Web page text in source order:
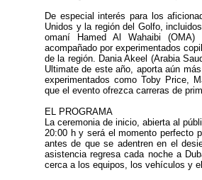
De especial interés para los
Unidos y la región del Golfo,
omaní Hamed Al Wahaibi
acompañado por experimentados
de la región. Dania Akeel (Arabia
Ultimate de este año, aporta aún
experimentados como Toby Price,
que el evento ofrezca carreras de
EL PROGRAMA
La ceremonia de inicio, abierta al
20:00 h y será el momento perfecto
antes de que se adentren en el
asistencia regresa cada noche a
cerca a los equipos, los vehículos y